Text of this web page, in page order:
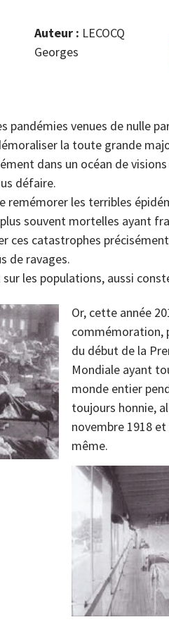
Auteur : LECOCQ
Georges
pandémies venues de nulle
la toute grande
dans un océan de
défaire.
remémorer les terribles
souvent mortelles ayant
ces catastrophes
de ravages.
les populations, aussi
Or, cette année
commémoration,
du début de la
Mondiale ayant
monde entier
toujours honnie,
novembre 1918
même.